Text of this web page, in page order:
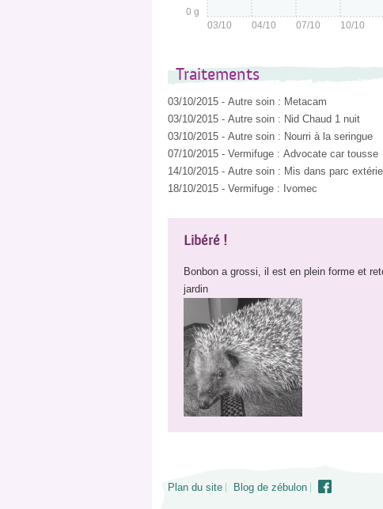
03/10 04/10 07/10 10/10
0 g
Traitements
03/10/2015 - Autre soin : Metacam
03/10/2015 - Autre soin : Nid Chaud 1 nuit
03/10/2015 - Autre soin : Nourri à la seringue
07/10/2015 - Vermifuge : Advocate car tousse
14/10/2015 - Autre soin : Mis dans parc
18/10/2015 - Vermifuge : Ivomec
Libéré !
Bonbon a grossi, il est en plein forme et
jardin
Plan du site Blog de zébulon